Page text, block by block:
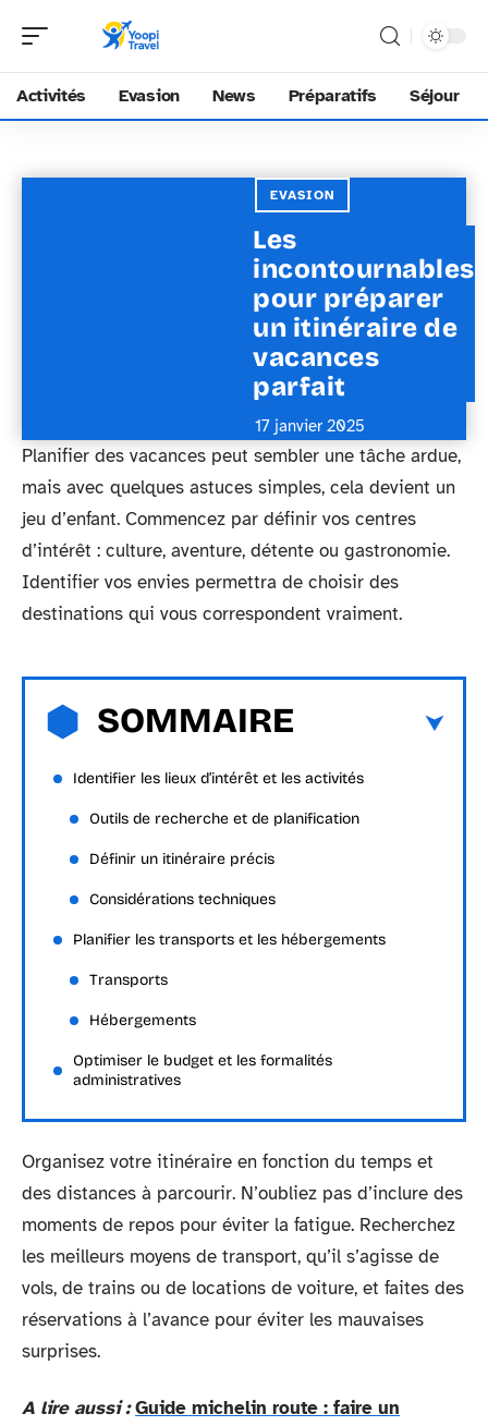
Activités Evasion News Préparatifs Séjour
EVASION
Les
incontournables
pour préparer
un itinéraire de
vacances
parfait
17 janvier 2025
Planifier des vacances peut sembler une tâche ardue,
mais avec quelques astuces simples, cela devient un
jeu d’enfant. Commencez par définir vos centres
d’intérêt : culture, aventure, détente ou gastronomie.
Identifier vos envies permettra de choisir des
destinations qui vous correspondent vraiment.
SOMMAIRE
Identifier les lieux d’intérêt et les activités
Outils de recherche et de planification
Définir un itinéraire précis
Considérations techniques
Planifier les transports et les hébergements
Transports
Hébergements
Optimiser le budget et les formalités
administratives
Organisez votre itinéraire en fonction du temps et
des distances à parcourir. N’oubliez pas d’inclure des
moments de repos pour éviter la fatigue. Recherchez
les meilleurs moyens de transport, qu’il s’agisse de
vols, de trains ou de locations de voiture, et faites des
réservations à l’avance pour éviter les mauvaises
surprises.
A lire aussi : Guide michelin route : faire un